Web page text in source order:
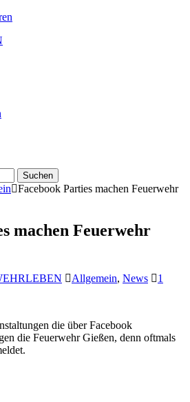
Facebook Parties machen Feuerwehr
machen Feuerwehr
Allgemein, News 1
die über Facebook
die Feuerwehr Gießen, denn oftmals